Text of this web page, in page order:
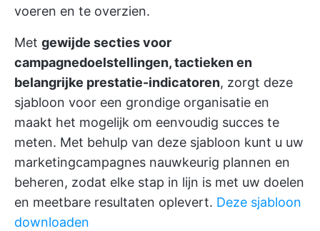
voeren en te overzien.
Met gewijde secties voor
campagnedoelstellingen, tactieken en
belangrijke prestatie-indicatoren, zorgt deze
sjabloon voor een grondige organisatie en
maakt het mogelijk om eenvoudig succes te
meten. Met behulp van deze sjabloon kunt u uw
marketingcampagnes nauwkeurig plannen en
beheren, zodat elke stap in lijn is met uw doelen
en meetbare resultaten oplevert. Deze sjabloon
downloaden